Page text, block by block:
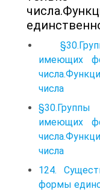
имеющих
числа
имеющих
числа
124.
формы